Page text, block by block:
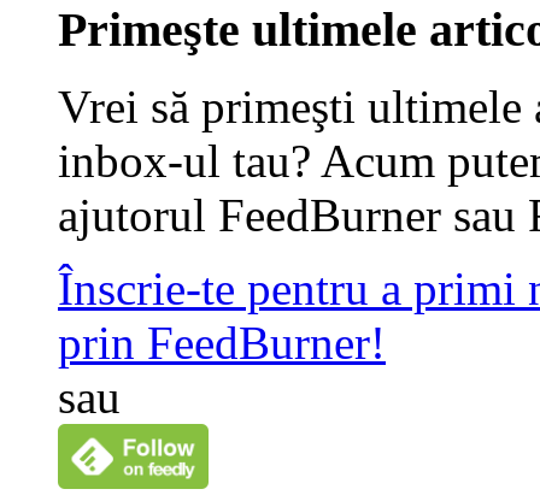
Primeşte ultimele
Vrei să primeşti
inbox-ul tau? Acum
ajutorul FeedBurner sau
Înscrie-te pentru a primi
prin FeedBurner!
sau